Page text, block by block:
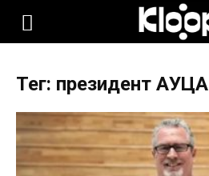
KLOOP.KG
Новости
Тег: президент АУЦА